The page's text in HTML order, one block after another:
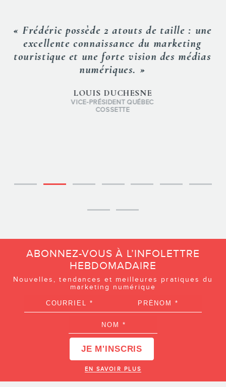
« Frédéric possède 2 atouts de taille : une
excellente connaissance du marketing
touristique et une forte vision des médias
numériques. »
LOUIS DUCHESNE
VICE-PRÉSIDENT QUÉBEC
COSSETTE
ABONNEZ-VOUS À L’INFOLETTRE
HEBDOMADAIRE
Nouvelles, tendances et meilleures pratiques du
marketing numérique
EN SAVOIR PLUS